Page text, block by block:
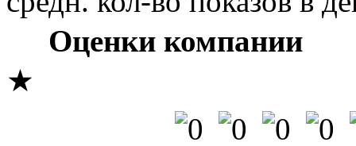
Оценки компании
★